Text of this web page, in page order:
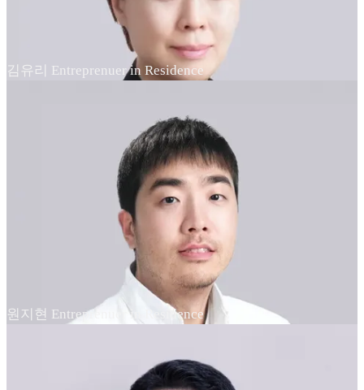
김유리 Entreprenuer in Residence
원지현 Entreprenuer in Residence